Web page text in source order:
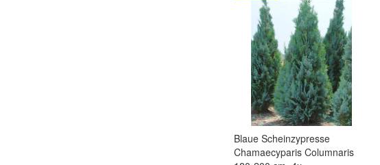
Blaue Scheinzypresse
Chamaecyparis Columnaris